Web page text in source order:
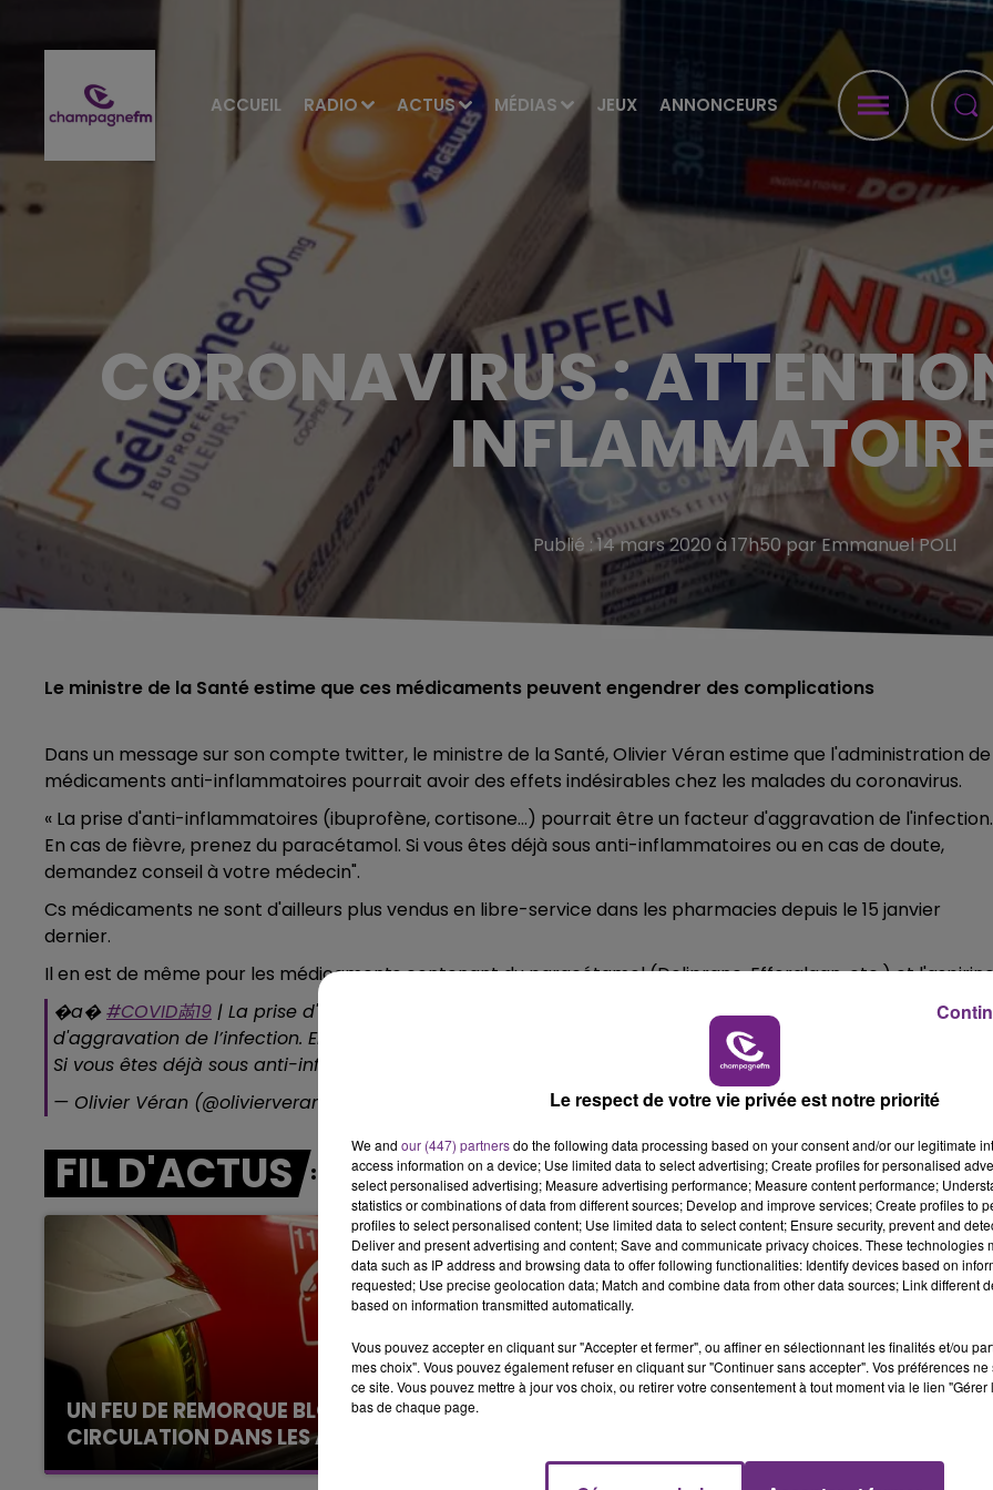
ACCUEIL RADIO ACTUS MÉDIAS JEUX ANNONCEURS
10h00 - 14h00
LE TICKET DE CAISSE LA RADIO POP
CORONAVIRUS :
Publié : 14 mars 2020 à 17h50 par Emmanuel POLI
Le ministre de la Santé estime que ces médicaments peuvent engendrer des complications
Dans un message sur son compte twitter, le ministre de la Santé, Olivier Véran estime que l'administration de
médicaments anti-inflammatoires pourrait avoir des effets indésirables chez les malades du coronavirus.
« La prise d'anti-inflammatoires (ibuprofène, cortisone...) pourrait être un facteur d'aggravation de l'infection.
En cas de fièvre, prenez du paracétamol. Si vous êtes déjà sous anti-inflammatoires ou en cas de doute,
demandez conseil à votre médecin".
Cs médicaments ne sont d'ailleurs plus vendus en libre-service dans les pharmacies depuis le 15 janvier
dernier.
Il en est de même pour les médicaments contenant du paracétamol (Doliprane, Efferalgan, etc.) et
�a�️#COVID㒼19 | La prise d'anti-inflammatoires (ibuprofène, cortisone, ...) pourrait être un facteur
d'aggravation de l’infection. En cas de fièvre, prenez du paracétamol.
Si vous êtes déjà sous anti-inflammatoires ou en cas de doute, demandez conseil à votre médecin.
— Olivier Véran (@olivierveran)
FIL D'ACTUS
UN FEU DE REMORQUE BLOQUE LA
CIRCULATION DANS LES ARDENNES
Un feu de remorque s'est déclaré ce mercredi
Ce samedi 8 août sera un grand jour :
Le respect de votre vie privée est notre priorité
We and our (447) partnersdo the following data processing based on your consent and/or our legitimate
access information on a device; Use limited data to select advertising; Create profiles for personalised
select personalised advertising; Measure advertising performance; Measure content performance;
statistics or combinations of data from different sources; Develop and improve services; Create profiles to
profiles to select personalised content; Use limited data to select content; Ensure security, prevent and
Deliver and present advertising and content; Save and communicate privacy choices. These technologies
data such as IP address and browsing data to offer following functionalities: Identify devices based on
requested; Use precise geolocation data; Match and combine data from other data sources; Link different
based on information transmitted automatically.
Vous pouvez accepter en cliquant sur "Accepter et fermer", ou affiner en sélectionnant les finalités et/ou
mes choix". Vous pouvez également refuser en cliquant sur "Continuer sans accepter". Vos préférences
ce site. Vous pouvez mettre à jour vos choix, ou retirer votre consentement à tout moment via le lien
bas de chaque page.